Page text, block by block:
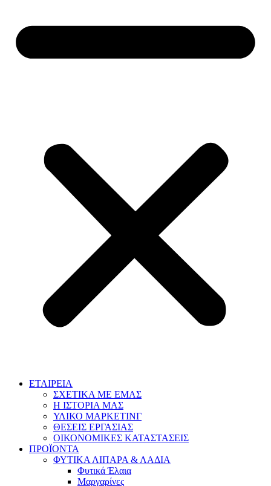
ΕΤΑΙΡΕΙΑ
ΣΧΕΤΙΚΑ ΜΕ ΕΜΑΣ
Η ΙΣΤΟΡΙΑ ΜΑΣ
ΥΛΙΚΟ ΜΑΡΚΕΤΙΝΓ
ΘΕΣΕΙΣ ΕΡΓΑΣΙΑΣ
ΟΙΚΟΝΟΜΙΚΕΣ ΚΑΤΑΣΤΑΣΕΙΣ
ΠΡΟΪΟΝΤΑ
ΦΥΤΙΚΑ ΛΙΠΑΡΑ & ΛΑΔΙΑ
Φυτικά Έλαια
Μαργαρίνες